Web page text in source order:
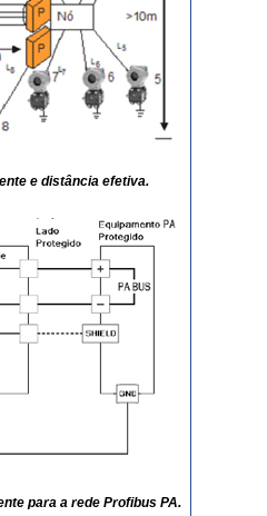
e distância efetiva.
para a rede Profibus PA.